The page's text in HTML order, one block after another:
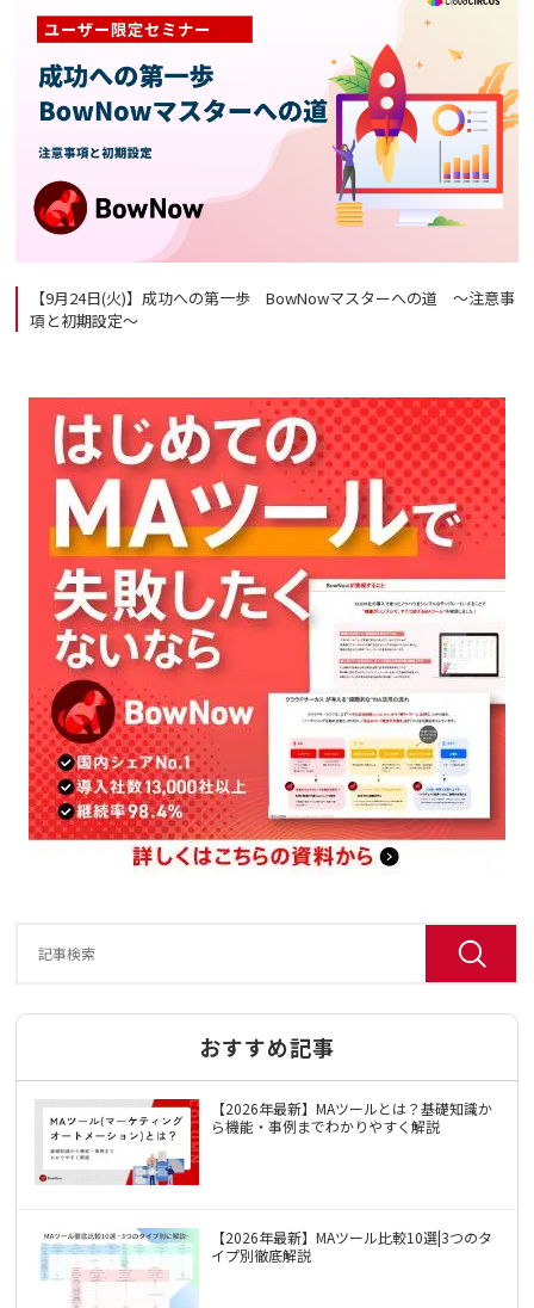
【9月24日(火)】成功への第一歩 BowNowマスターへの道 ～注意事
項と初期設定～
おすすめ記事
【2026年最新】MAツールとは？基礎知識か
ら機能・事例までわかりやすく解説
【2026年最新】MAツール比較10選|3つのタ
イプ別徹底解説